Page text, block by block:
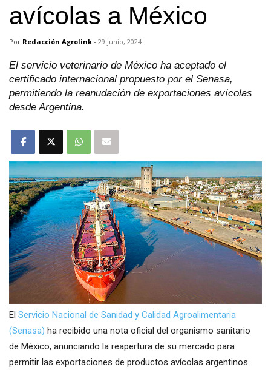
avícolas a México
Por Redacción Agrolink - 29 junio, 2024
El servicio veterinario de México ha aceptado el
certificado internacional propuesto por el Senasa,
permitiendo la reanudación de exportaciones avícolas
desde Argentina.
El Servicio Nacional de Sanidad y Calidad Agroalimentaria
(Senasa) ha recibido una nota oficial del organismo sanitario
de México, anunciando la reapertura de su mercado para
permitir las exportaciones de productos avícolas argentinos.